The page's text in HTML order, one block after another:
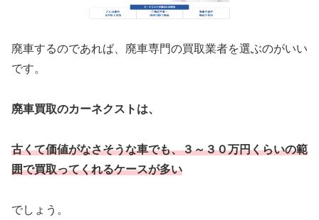
廃車するのであれば、廃車専門の買取業者を選ぶのがいい
です。
廃車買取のカーネクストは、
古くて価値がなさそうな車でも、３～３０万円くらいの範
囲で買取ってくれるケースが多い
でしょう。